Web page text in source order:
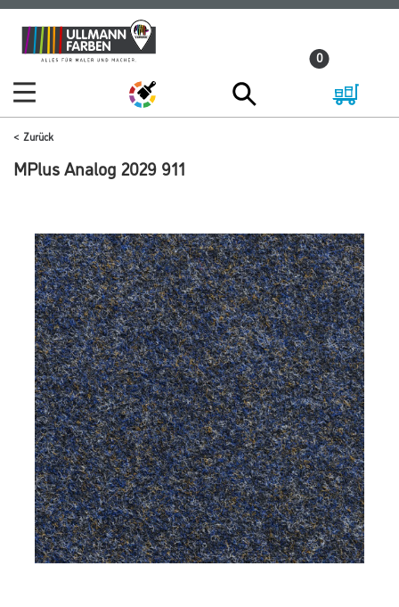
Zum
Inhalt
Zum
Navigationsmenü
0
Zurück
MPlus Analog 2029 911